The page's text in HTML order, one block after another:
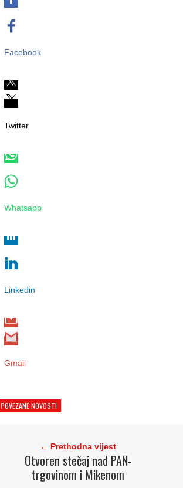
Facebook
Twitter
Whatsapp
Linkedin
Gmail
POVEZANE NOVOSTI
← Prethodna vijest
Otvoren stečaj nad PAN-
trgovinom i Mikenom